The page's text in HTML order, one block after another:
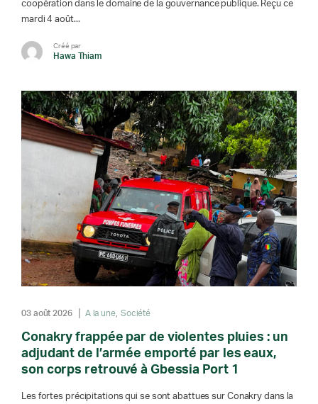
coopération dans le domaine de la gouvernance publique. Reçu ce
mardi 4 août...
Créé par
Hawa Thiam
03 août 2026 A la une Société
Conakry frappée par de violentes pluies : un
adjudant de l’armée emporté par les eaux,
son corps retrouvé à Gbessia Port 1
Les fortes précipitations qui se sont abattues sur Conakry dans la